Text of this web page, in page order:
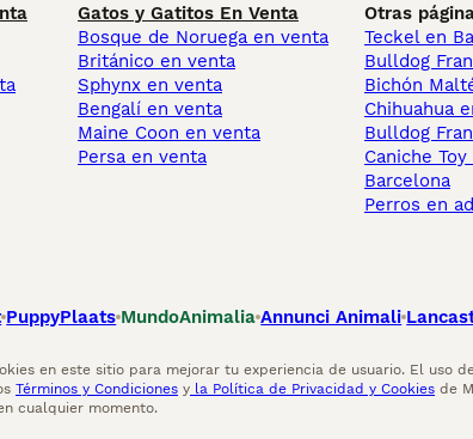
Gatos y Gatitos En Venta
Bosque de Noruega en venta
Británico en venta
Sphynx en venta
Bengalí en venta
Maine Coon en venta
Persa en venta
Otras
Teckel en
Bulldog
Bichón
Chihuahua
Bulldog
Caniche
Barcelona
Perros en
PuppyPlaats MundoAnimalia Annunci Animali
en este sitio para mejorar tu experiencia de usuario. El uso
Términos y Condiciones y la Política de Privacidad y Cookies de
cualquier momento.